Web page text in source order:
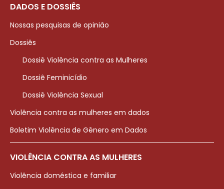
DADOS E DOSSIÊS
Nossas pesquisas de opinião
Dossiês
Dossiê Violência contra as Mulheres
Dossiê Feminicídio
Dossiê Violência Sexual
Violência contra as mulheres em dados
Boletim Violência de Gênero em Dados
VIOLÊNCIA CONTRA AS MULHERES
Violência doméstica e familiar